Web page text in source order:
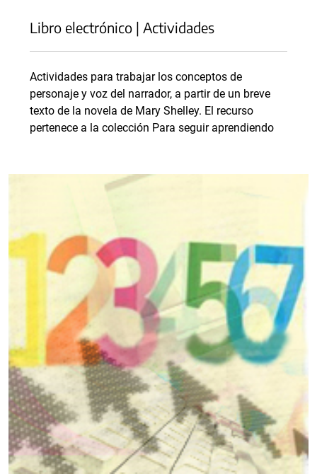
Libro electrónico | Actividades
Actividades para trabajar los conceptos de
personaje y voz del narrador, a partir de un breve
texto de la novela de Mary Shelley. El recurso
pertenece a la colección Para seguir aprendiendo